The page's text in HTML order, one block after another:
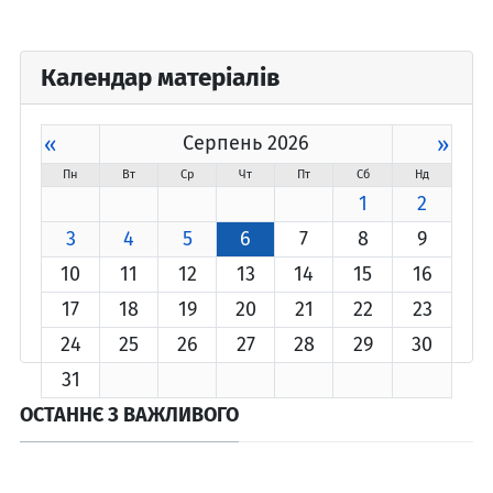
Календар матеріалів
« Серпень 2026 »
Пн Вт Ср Чт Пт Сб Нд
1
2
3
4 5 6 7 8
9
10
11 12 13 14 15
16
17
18 19 20 21 22
23
24
25 26 27 28 29
30
31
ОСТАННЄ З ВАЖЛИВОГО